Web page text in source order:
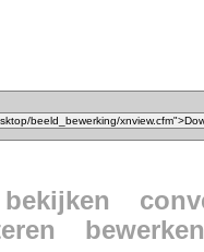
bewerken